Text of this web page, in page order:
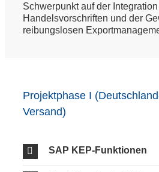
Schwerpunkt auf der
Handelsvorschriften und der
reibungslosen
Projektphase I
Versand)
SAP KEP-Funktionen